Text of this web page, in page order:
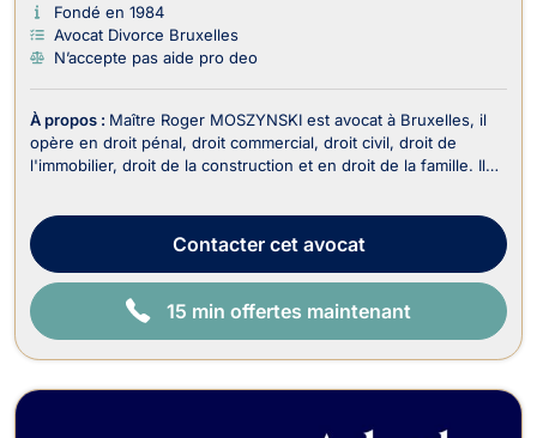
Fondé en 1984
Avocat Divorce Bruxelles
N’accepte pas aide pro deo
À propos : Maître Roger MOSZYNSKI est avocat à Bruxelles, il
opère en droit pénal, droit commercial, droit civil, droit de
l'immobilier, droit de la construction et en droit de la famille. Il
grande combativité d...Contactercet avocat
15 min offertes maintenant